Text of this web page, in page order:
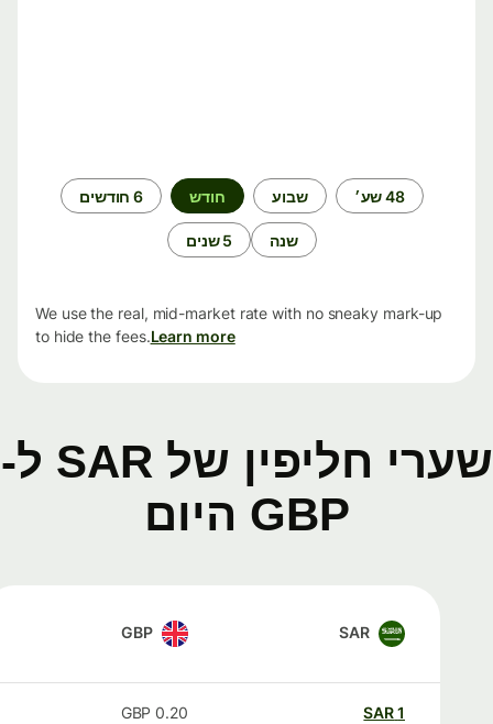
48 שע׳ שבוע חודש 6 חודשים
שנה 5 שנים
We use the real, mid-market rate with no sneaky mark-up
to hide the fees.Learn more
שערי חליפין של SAR ל-
GBP היום
SAR
GBP
SAR
0.20
GBP